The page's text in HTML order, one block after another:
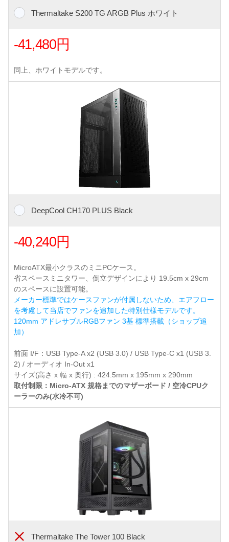
Thermaltake S200 TG ARGB Plus ホワイト
-41,480円
同上、ホワイトモデルです。
DeepCool CH170 PLUS Black
-40,240円
MicroATX最小クラスのミニPCケース。
省スペースミニタワー、倒立デザインにより 19.5cm x 29cm
のスペースに設置可能。
メーカー標準ではケースファンが付属しないため、エアフロー
を考慮して当店でファンを追加した特別仕様モデルです。
120mm アドレサブルRGBファン 3基 標準搭載（ショップ追
加）
前面 I/F：USB Type-A x2 (USB 3.0) / USB Type-C x1 (USB 3.
2) / オーディオ In-Out x1
サイズ(高さ x 幅 x 奥行) : 424.5mm x 195mm x 290mm
取付制限：Micro-ATX 規格までのマザーボード / 空冷CPUク
ーラーのみ(水冷不可)
Thermaltake The Tower 100 Black